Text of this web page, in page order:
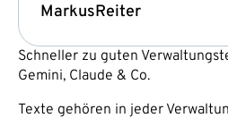
MarkusReiter
Schneller zu guten
Gemini, Claude & Co.
Texte gehören in jeder